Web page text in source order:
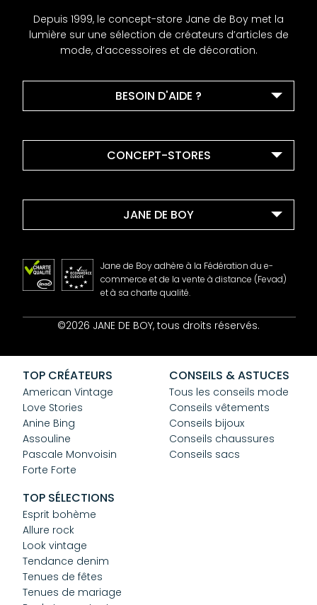
Depuis 1999, le concept-store Jane de Boy met la
lumière sur une sélection de créateurs d’articles de
mode, d’accessoires et de décoration.
BESOIN D'AIDE ?
CONCEPT-STORES
JANE DE BOY
Contact
CGV
Confidentialité
Cookies
Jane de Boy adhère à la Fédération du e-
commerce et de la vente à distance (Fevad)
et à sa charte qualité.
©2026 JANE DE BOY, tous droits réservés.
TOP CRÉATEURS
American Vintage
Love Stories
Anine Bing
Assouline
Pascale Monvoisin
Forte Forte
CONSEILS & ASTUCES
Tous les conseils mode
Conseils vêtements
Conseils bijoux
Conseils chaussures
Conseils sacs
TOP SÉLECTIONS
Esprit bohème
Allure rock
Look vintage
Tendance denim
Tenues de fêtes
Tenues de mariage